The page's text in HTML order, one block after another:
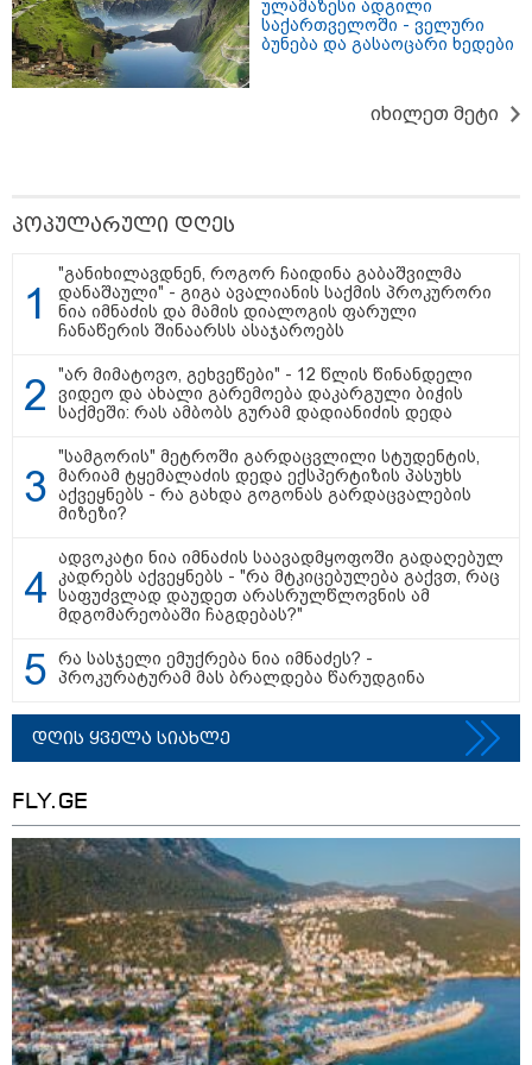
ისვენებენ - რატომ არ
უერთდება ოჯახურ
მოგზაურობას
ბრუკლინი?
საქართველო ჩვენ
წინააღმდეგ
გეოპოლიტიკური
ბრძოლის უგუნურ
დიმიტრი მედვედევი
გია
დაწყებულ
გამორიყა" - რა კადრები
ვრცელდება სოციალურ ქსელში?
სექტემბრიდან ამოქმედდება და
60 წელს გადაცილებულ პირებს
შეეხებათ! - საქართველოს
ეროვნული ბანკი განცხადებას
ავრცელებს
არტყმევინეს, აღენიშნება უამრავი
დაზიანება... სავარაუდოდ,
ეძებდნენ ან დებდნენ ნარკოტიკს"
- რას ჰყვება ადვოკატი კურიერზე,
რომელსაც არასრულწლოვანები
ფიზიკურად გაუსწორდნენ?
"ფოტოსურათი, რომელზეც ახლა
ვისაუბრებ, ნია იმნაძის ერთ-
- ეკა კუპატაძე
პოლიტიკა
ულამაზესი ადგილი
საქართველოში - ველური
ბუნება და გასაოცარი ხედები
იხილეთ მეტი
პოპულარული დღეს
"განიხილავდნენ, როგორ ჩაიდინა გაბაშვილმა
დანაშაული" - გიგა ავალიანის საქმის პროკურორი
ნია იმნაძის და მამის დიალოგის ფარული
ჩანაწერის შინაარსს ასაჯაროებს
"არ მიმატოვო, გეხვეწები" - 12 წლის წინანდელი
ვიდეო და ახალი გარემოება დაკარგული ბიჭის
საქმეში: რას ამბობს გურამ დადიანიძის დედა
"სამგორის" მეტროში გარდაცვლილი სტუდენტის,
მარიამ ტყემალაძის დედა ექსპერტიზის პასუხს
აქვეყნებს - რა გახდა გოგონას გარდაცვალების
მიზეზი?
ადვოკატი ნია იმნაძის საავადმყოფოში გადაღებულ
კადრებს აქვეყნებს - "რა მტკიცებულება გაქვთ, რაც
საფუძვლად დაუდეთ არასრულწლოვნის ამ
მდგომარეობაში ჩაგდებას?"
რა სასჯელი ემუქრება ნია იმნაძეს? -
პროკურატურამ მას ბრალდება წარუდგინა
დღის ყველა სიახლე
FLY.GE